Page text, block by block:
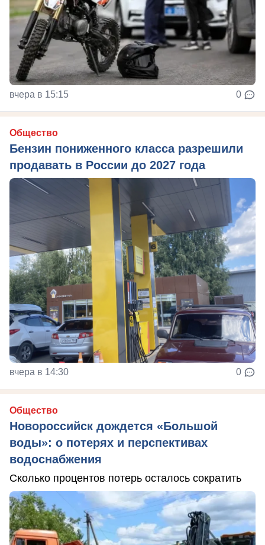
вчера в 15:15 0
Общество
Бензин пониженного класса разрешили
продавать в России до 2027 года
вчера в 14:30 0
Общество
Новороссийск дождется «Большой
воды»: о потерях и перспективах
водоснабжения
Сколько процентов потерь осталось сократить